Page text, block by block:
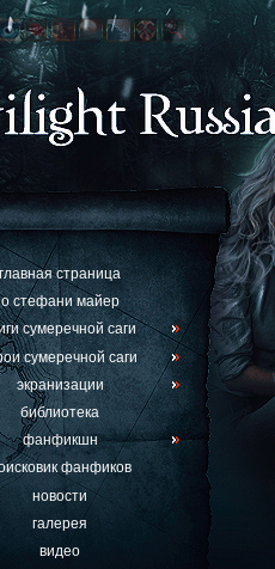
главная страница
о стефани майер
сумеречной саги
сумеречной саги
экранизации
библиотека
фанфикшн
фанфиков
новости
галерея
видео